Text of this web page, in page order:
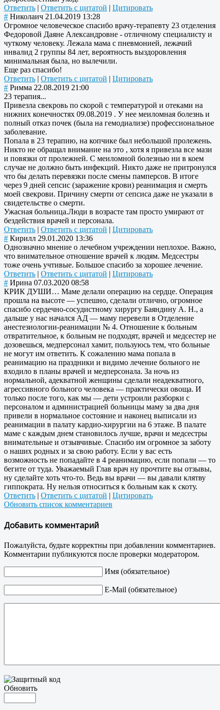
Ответить | Ответить с цитатой | Цитировать
# Николаич 21.04.2019 13:28
Огромное человеческое спасибо врачу-терапевту 23 отделения
Федоровой Даяне Александровне - отличному специалисту и
чуткому человеку. Лежала мама с пневмонией, лежачий
инвалид 2 группы 84 лет, вероятность выздоровления
минимальная была, но вылечили.
Еще раз спасибо!
Ответить | Ответить с цитатой | Цитировать
# Римма 22.08.2019 21:00
23 терапия...
Привезла свекровь по скорой с температурой и отеками на
нижних конечностях 09.08.2019 . У нее меиломная болезнь и
полный отказ почек (была на гемодиализе) профессиональное
заболевание.
Попала в 23 терапию, на копчике был небольшой пролежень.
Никто не обращал внимание на это , хотя я привезла все мази
и повязки от пролежней. С меиломной болезнью ни в коем
случае не должно быть инфекций. Никто даже не притронулся
что бы делать перевязки после смены памперсов. В итоге
через 9 дней сепсис (заражение крови) реанимация и смерть
моей свекрови. Причину смерти от сепсиса даже не указали в
свидетельстве о смерти.
Ужасная больница.Люди в возрасте там просто умирают от
бездействия врачей и персонала.
Ответить | Ответить с цитатой | Цитировать
# Кирилл 29.01.2020 13:36
Однозначно мнение о лечебном учреждении неплохое. Важно,
что внимательное отношение врачей к людям. Медсестры
тоже очень учтивые. Большое спасибо за хорошее лечение.
Ответить | Ответить с цитатой | Цитировать
# Ирина 07.03.2020 08:58
КРИК ДУШИ… Маме делали операцию на сердце. Операция
прошла на высоте — успешно, сделали отлично, огромное
спасибо сердечно-сосудистному хирургу Баяндину А. Н., а
дальше у нас начался АД — маму перевели в Отделение
анестезиологии-реанимации № 4. Отношение к больным
отвратительное, к больным не подходят, врачей и медсестер не
дозовешься, медперсонал хамит, пользуюсь тем, что больные
не могут им ответить. К сожалению мама попала в
реанимацию на праздники и видимо лечение больного не
входило в планы врачей и медперсонала. За ночь из
нормальной, адекватной женщины сделали неадекватного,
агрессивного больного человека — практически овоща. И
только после того, как мы — дети устроили разборки с
персоналом и администрацией больницы маму за два дня
привели в нормальное состояние и наконец выписали из
реанимации в палату кардио-хирургии на 6 этаже. В палате
маме с каждым днем становилось лучше, врачи и медсестры
внимательные и отзывчивые. Спасибо им огромное за заботу
о наших родных и за свою работу. Если у вас есть
возможность не попадайте в 4 реанимацию, если попали — то
бегите от туда. Уважаемый Глав врач ну прочтите вы отзывы,
ну сделайте хоть что-то. Ведь вы врачи — вы давали клятву
гиппократа. Ну нельзя относиться к больным как к скоту.
Ответить | Ответить с цитатой | Цитировать
Обновить список комментариев
Добавить комментарий
Пожалуйста, будьте корректны при добавлении комментариев.
Комментарии публикуются после проверки модератором.
Имя (обязательное)
E-Mail (обязательное)
Обновить